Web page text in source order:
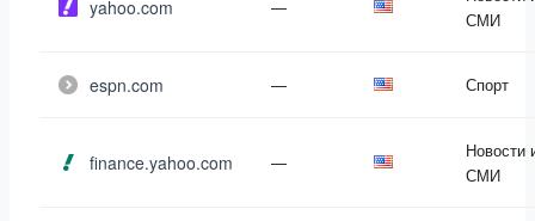
yahoo.com —
СМИ
espn.com — Спорт
finance.yahoo.com —
Новости
СМИ